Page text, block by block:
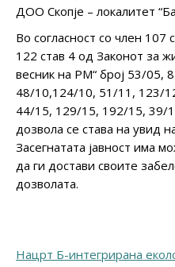
ДОО Скопје – локалитет
Во согласност со член 107
122 став 4 од Законот за
весник на РМ“ број 53/
48/10,124/10, 51/11, 123/
44/15, 129/15, 192/15, 39/
дозвола се става на увид
Засегнатата јавност има
да ги достави своите
дозволата.
Нацрт Б-интегрирана